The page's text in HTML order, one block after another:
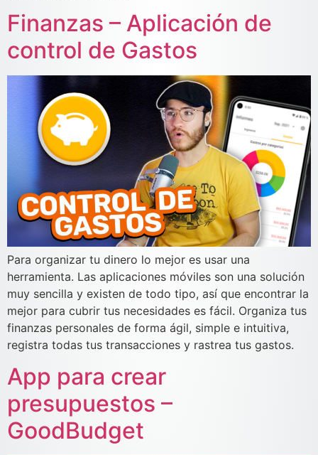
Finanzas – Aplicación de
control de Gastos
Para organizar tu dinero lo mejor es usar una
herramienta. Las aplicaciones móviles son una solución
muy sencilla y existen de todo tipo, así que encontrar la
mejor para cubrir tus necesidades es fácil. Organiza tus
finanzas personales de forma ágil, simple e intuitiva,
registra todas tus transacciones y rastrea tus gastos.
App para crear
presupuestos –
GoodBudget